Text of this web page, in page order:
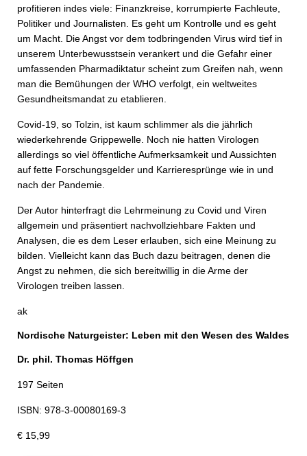
profitieren indes viele: Finanzkreise, korrumpierte Fachleute,
Politiker und Journalisten. Es geht um Kontrolle und es geht
um Macht. Die Angst vor dem todbringenden Virus wird tief in
unserem Unterbewusstsein verankert und die Gefahr einer
umfassenden Pharmadiktatur scheint zum Greifen nah, wenn
man die Bemühungen der WHO verfolgt, ein weltweites
Gesundheitsmandat zu etablieren.
Covid-19, so Tolzin, ist kaum schlimmer als die jährlich
wiederkehrende Grippewelle. Noch nie hatten Virologen
allerdings so viel öffentliche Aufmerksamkeit und Aussichten
auf fette Forschungsgelder und Karrieresprünge wie in und
nach der Pandemie.
Der Autor hinterfragt die Lehrmeinung zu Covid und Viren
allgemein und präsentiert nachvollziehbare Fakten und
Analysen, die es dem Leser erlauben, sich eine Meinung zu
bilden. Vielleicht kann das Buch dazu beitragen, denen die
Angst zu nehmen, die sich bereitwillig in die Arme der
Virologen treiben lassen.
ak
Nordische Naturgeister: Leben mit den Wesen des Waldes
Dr. phil. Thomas Höffgen
197 Seiten
ISBN: 978-3-00080169-3
€ 15,99